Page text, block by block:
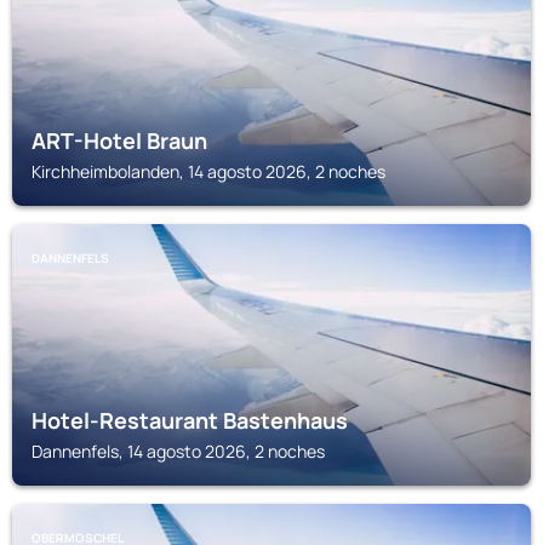
ART-Hotel Braun
Kirchheimbolanden, 14 agosto 2026, 2 noches
DANNENFELS
Hotel-Restaurant Bastenhaus
Dannenfels, 14 agosto 2026, 2 noches
OBERMOSCHEL